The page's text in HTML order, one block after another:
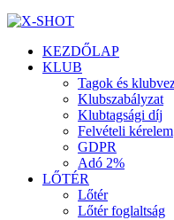
KEZDŐLAP
KLUB
Tagok és
Klubszabályzat
Klubtagsági díj
Felvételi kérelem
GDPR
Adó 2%
LŐTÉR
Lőtér
Lőtér foglaltság